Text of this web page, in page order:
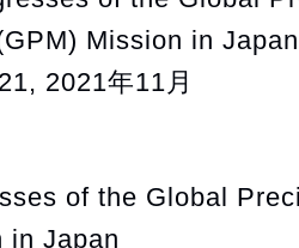
Mission in
2021年11月
of the Global
in Japan